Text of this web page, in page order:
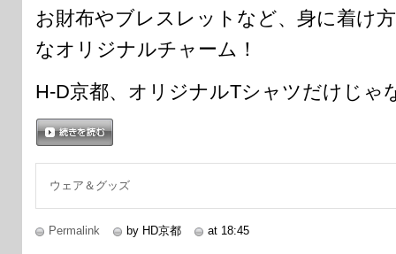
お財布やブレスレットなど、身に着け
なオリジナルチャーム！
H-D京都、オリジナルTシャツだけじ
ウェア＆グッズ
Permalink by HD京都 at 18:45